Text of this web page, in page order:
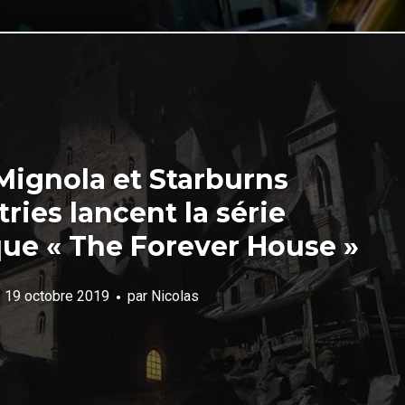
et Starburns
lancent la série
« The Forever House »
19 octobre 2019 par Nicolas